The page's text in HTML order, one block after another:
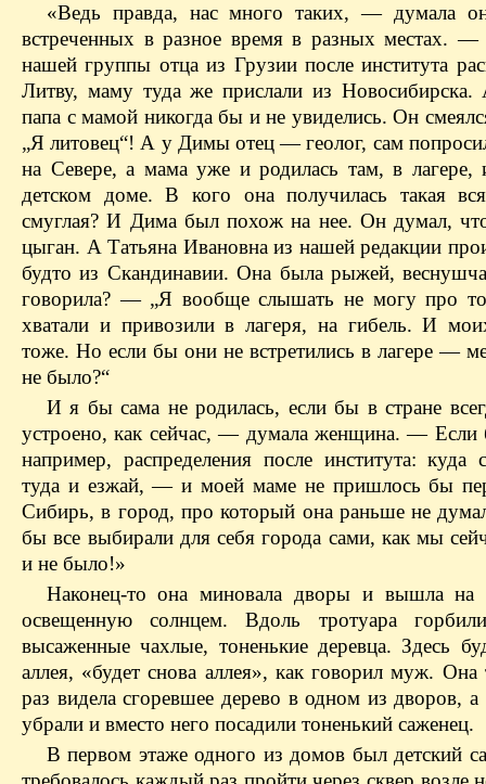
«Ведь правда, нас много таких, — думала
встреченных в разное время в разных местах.
нашей группы отца из Грузии после института
Литву, маму туда же прислали из Новосибирска.
папа с мамой никогда бы и не увиделись. Он
„Я литовец“! А у Димы отец — геолог, сам
на Севере, а мама уже и родилась там, в лагере,
детском доме. В кого она получилась такая
смуглая? И Дима был похож на нее. Он думал,
цыган. А Татьяна Ивановна из нашей редакции
будто из Скандинавии. Она была рыжей,
говорила? — „Я вообще слышать не могу про
хватали и привозили в лагеря, на гибель. И
тоже. Но если бы они не встретились в лагере —
не было?“
И я бы сама не родилась, если бы в стране
устроено, как сейчас, — думала женщина. —
например, распределения после института: куда
туда и езжай, — и моей маме не пришлось бы
Сибирь, в город, про который она раньше не
бы все выбирали для себя города сами, как мы
и не было!»
Наконец-то она миновала дворы и вышла на
освещенную солнцем. Вдоль тротуара
высаженные чахлые, тоненькие деревца. Здесь
аллея, «будет снова аллея», как говорил муж. Она
раз видела сгоревшее дерево в одном из дворов,
убрали и вместо него посадили тоненький саженец.
В первом этаже одного из домов был детский